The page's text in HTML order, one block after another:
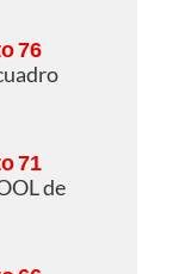
76
71
de